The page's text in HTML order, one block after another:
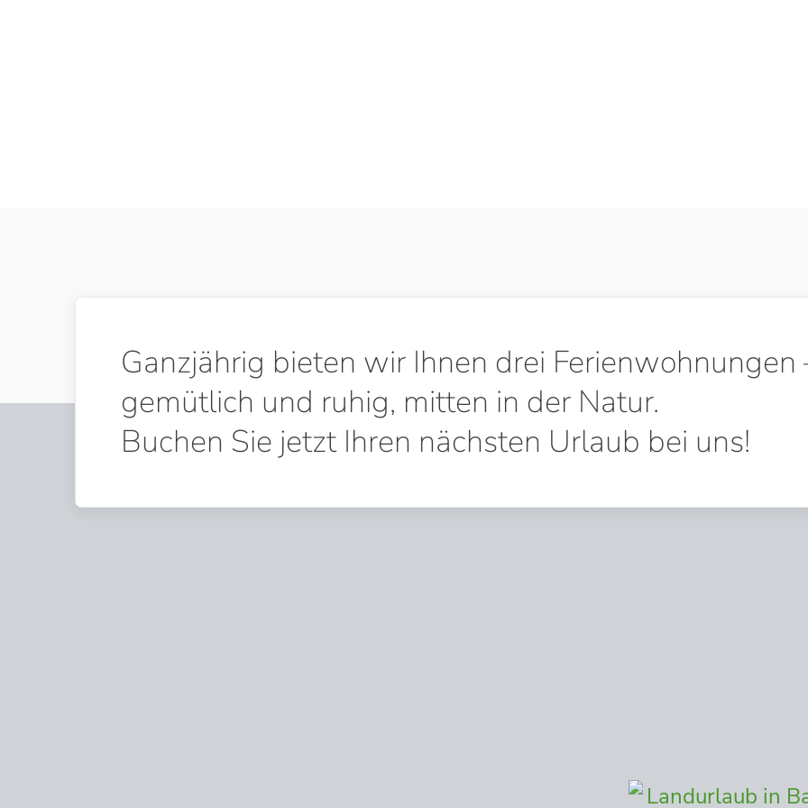
Ganzjährig bieten wir Ihnen drei Ferienwohnungen
gemütlich und ruhig, mitten in der Natur.
Buchen Sie jetzt Ihren nächsten Urlaub bei uns!